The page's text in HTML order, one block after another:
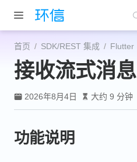
跳至主要內容
首页 SDK/REST 集成 Flutter
接收流式消息
2026年8月4日 大约 9 分钟
功能说明